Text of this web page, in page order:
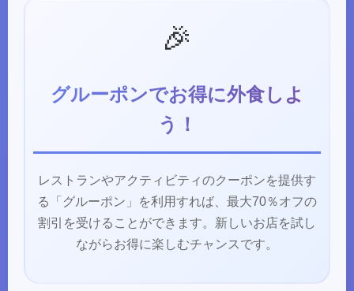
🎉
グルーポンでお得に外食しよ
う！
レストランやアクティビティのクーポンを提供す
る「グルーポン」を利用すれば、最大70％オフの
割引を受けることができます。新しいお店を試し
ながらお得に楽しむチャンスです。